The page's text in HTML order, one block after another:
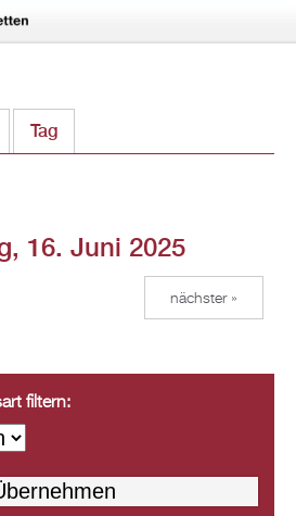
Tag
16. Juni 2025
nächster »
filtern: